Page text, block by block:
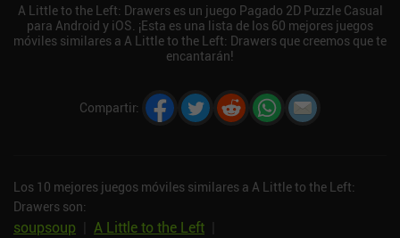
A Little to the Left: Drawers es un juego Pagado 2D Puzzle Casual
para Android y iOS. ¡Esta es una lista de los 60 mejores juegos
móviles similares a A Little to the Left: Drawers que creemos que te
encantarán!
Compartir:
Los 10 mejores juegos móviles similares a A Little to the Left:
Drawers son:
soupsoup A Little to the Left